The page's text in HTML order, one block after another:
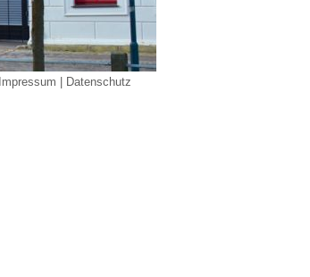
Impressum | Datenschutz